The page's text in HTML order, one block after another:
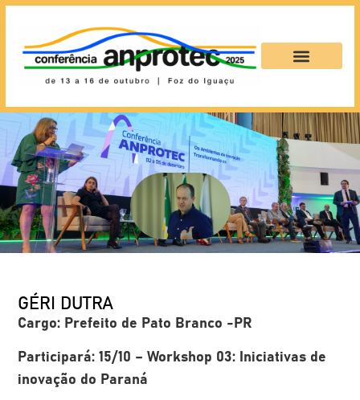
GÉRI DUTRA
Cargo: Prefeito de Pato Branco -PR
Participará: 15/10 – Workshop 03: Iniciativas de
inovação do Paraná